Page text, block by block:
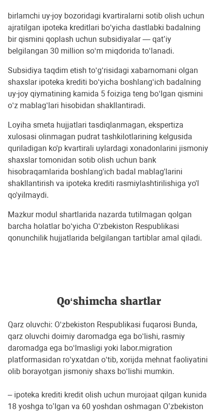
birlamchi uy-joy bozoridagi kvartiralarni sotib olish uchun
ajratilgan ipoteka kreditlari bo‘yicha dastlabki badalning
bir qismini qoplash uchun subsidiyalar — qat’iy
belgilangan 30 million so‘m miqdorida to‘lanadi.
Subsidiya taqdim etish to‘g‘risidagi xabarnomani olgan
shaxslar ipoteka krediti bo‘yicha boshlang‘ich badalning
uy-joy qiymatining kamida 5 foiziga teng bo‘lgan qismini
o‘z mablag‘lari hisobidan shakllantiradi.
Loyiha smeta hujjatlari tasdiqlanmagan, ekspertiza
xulosasi olinmagan pudrat tashkilotlarining kelgusida
quriladigan ko'p kvartirali uylardagi xonadonlarini jismoniy
shaxslar tomonidan sotib olish uchun bank
hisobraqamlarida boshlang'ich badal mablag'larini
shakllantirish va ipoteka krediti rasmiylashtirilishiga yo'l
qo'yilmaydi.
Mazkur modul shartlarida nazarda tutilmagan qolgan
barcha holatlar bo‘yicha O‘zbekiston Respublikasi
qonunchilik hujjatlarida belgilangan tartiblar amal qiladi.
Qo‘shimcha shartlar
Qarz oluvchi: O‘zbekiston Respublikasi fuqarosi Bunda,
qarz oluvchi doimiy daromadga ega bo‘lishi, rasmiy
daromadga ega bo‘lmasligi yoki labor.migration
platformasidan ro‘yxatdan o‘tib, xorijda mehnat faoliyatini
olib borayotgan jismoniy shaxs bo‘lishi mumkin.
– ipoteka krediti kredit olish uchun murojaat qilgan kunida
18 yoshga toʼlgan va 60 yoshdan oshmagan Oʼzbekiston